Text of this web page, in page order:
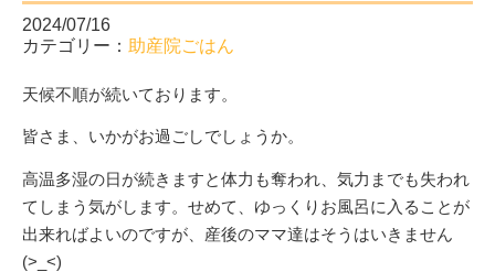
2024/07/16
カテゴリー： 助産院ごはん
天候不順が続いております。
皆さま、いかがお過ごしでしょうか。
高温多湿の日が続きますと体力も奪われ、気力までも失われ
てしまう気がします。せめて、ゆっくりお風呂に入ることが
出来ればよいのですが、産後のママ達はそうはいきません
(>_<)